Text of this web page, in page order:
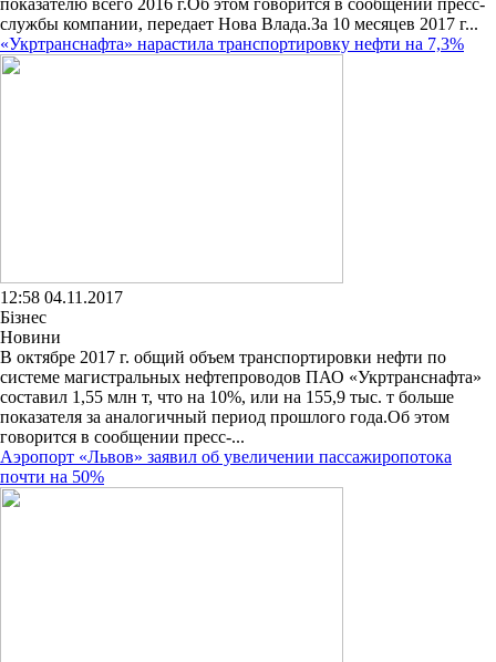
показателю всего 2016 г.Об этом говорится в сообщении пресс-
службы компании, передает Нова Влада.За 10 месяцев 2017 г...
«Укртранснафта» нарастила транспортировку нефти на 7,3%
12:58 04.11.2017
Бізнес
Новини
В октябре 2017 г. общий объем транспортировки нефти по
системе магистральных нефтепроводов ПАО «Укртранснафта»
составил 1,55 млн т, что на 10%, или на 155,9 тыс. т больше
показателя за аналогичный период прошлого года.Об этом
говорится в сообщении пресс-...
Аэропорт «Львов» заявил об увеличении пассажиропотока
почти на 50%